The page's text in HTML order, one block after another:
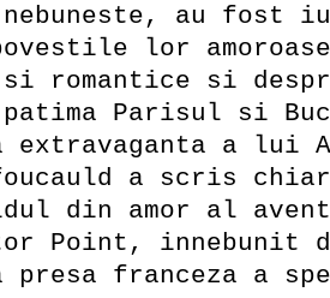
au fost
lor
si romantice si
Parisul si
extravaganta a lui
a scris
din amor al
Point, innebunit
franceza a